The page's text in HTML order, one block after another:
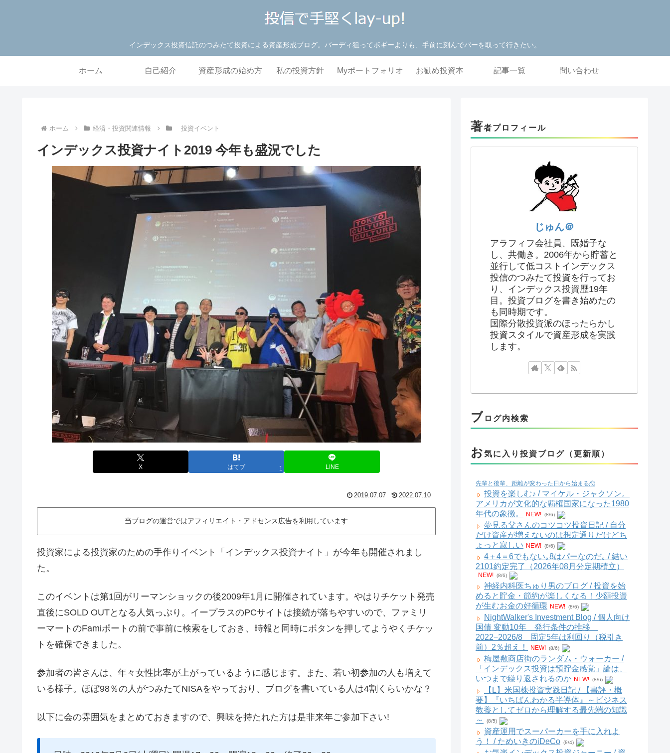
インデックス投資信託のつみたて投資による資産形成ブログ。バーディ狙ってボギーよりも、手前に刻んでパーを取って行きたい。
ホーム 自己紹介 資産形成の始め方 私の投資方針 Myポートフォリオ お勧め投資本 記事一覧 問い合わせ
ホーム 経済・投資関連情報 投資イベント
インデックス投資ナイト2019 今年も盛況でした
X はてブ 1 LINE
2019.07.07 2022.07.10
当ブログの運営ではアフィリエイト・アドセンス広告を利用しています
投資家による投資家のための手作りイベント「インデックス投資ナイト」が今年も開催されまし
た。
このイベントは第1回がリーマンショックの後2009年1月に開催されています。やはりチケット発売
直後にSOLD OUTとなる人気っぷり。イープラスのPCサイトは接続が落ちやすいので、ファミリ
ーマートのFamiポートの前で事前に検索をしておき、時報と同時にボタンを押してようやくチケッ
トを確保できました。
参加者の皆さんは、年々女性比率が上がっているように感じます。また、若い初参加の人も増えて
いる様子。ほぼ98％の人がつみたてNISAをやっており、ブログを書いている人は4割くらいかな？
以下に会の雰囲気をまとめておきますので、興味を持たれた方は是非来年ご参加下さい!
著者プロフィール
じゅん＠
アラフィフ会社員、既婚子な
し、共働き。2006年から貯蓄と
並行して低コストインデックス
投信のつみたて投資を行ってお
り、インデックス投資歴19年
目。投資ブログを書き始めたの
も同時期です。
国際分散投資派のほったらかし
投資スタイルで資産形成を実践
します。
ブ ログ内検索
お気に入り投資ブログ（更新順）
先輩と後輩、距離が変わった日から始まる恋
投資を楽しむ♪ / マイケル・ジャクソン。
アメリカが文化的な覇権国家になった1980
年代の象徴。
NEW! (8/6)
夢見る父さんのコツコツ投資日記 / 自分
だけ資産が増えないのは想定通りだけどち
ょっと寂しい NEW! (8/6)
4＋4＝6でもない｡8はパーなのだ｡ / 結い
2101約定完了（2026年08月分定期積立）
NEW! (8/6)
神経内科医ちゅり男のブログ / 投資を始
めると貯金・節約が楽しくなる！少額投資
が生むお金の好循環 NEW! (8/6)
NightWalker's Investment Blog / 個人向け
国債 変動10年 発行条件の推移
2022−2026/8 固定5年は利回り（税引き
前）2％超え！
NEW! (8/6)
梅屋敷商店街のランダム・ウォーカー /
「インデックス投資は預貯金感覚」論は、
いつまで繰り返されるのか NEW! (8/6)
【L】米国株投資実践日記 / 【書評・概
要】『いちばんわかる半導体』～ビジネス
教養としてゼロから理解する最先端の知識
～
(8/5)
資産運用でスーパーカーを手に入れよ
う！ / ためいきのiDeCo (8/4)